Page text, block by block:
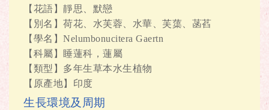
【花語】靜思、默戀
【別名】荷花、水芙蓉、水華、芙蕖、菡萏
【學名】Nelumbonucitera Gaertn
【科屬】睡蓮科，蓮屬
【類型】多年生草本水生植物
【原產地】印度
生長環境及周期